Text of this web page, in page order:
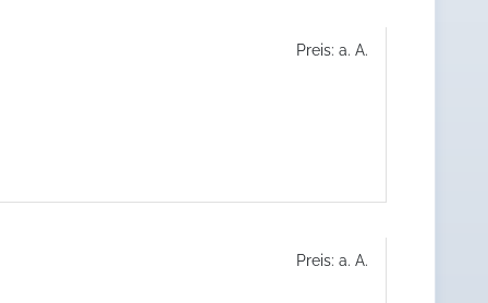
Preis: a. A.
Preis: a. A.